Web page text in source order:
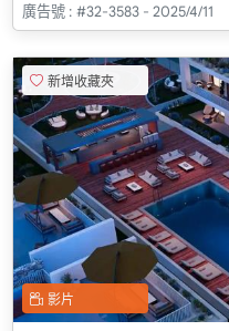
廣告號 : #32-3583 - 2025/4/11
新增收藏夾
影片